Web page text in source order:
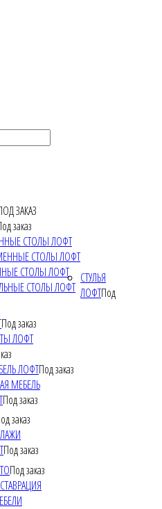
ЗАКАЗ
заказ
СТОЛЫ ЛОФТ
СТОЛЫ ЛОФТ
СТОЛЫ ЛОФТ
СТОЛЫ ЛОФТ
СТУЛЬЯ
ЛОФТПод
Под заказ
ЛОФТ
ЛОФТПод заказ
МЕБЕЛЬ
Под заказ
заказ
Под заказ
Под заказ